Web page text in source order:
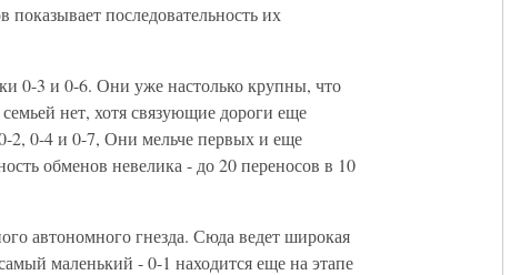
последовательность их
0-3 и 0-6. Они уже настолько крупны, что
нет, хотя связующие дороги еще
2, 0-4 и 0-7, Они мельче первых и еще
обменов невелика - до 20 переносов в 10
автономного гнезда. Сюда ведет широкая
маленький - 0-1 находится еще на этапе